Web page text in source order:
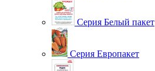
Серия Белый пакет
Серия Европакет